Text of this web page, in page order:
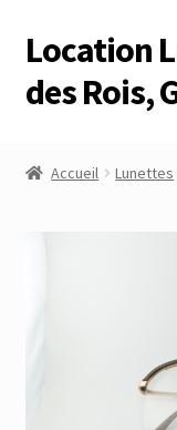
Aller
à
la
Aller
au
contenu
Location
des Rois,
Accueil Lunettes